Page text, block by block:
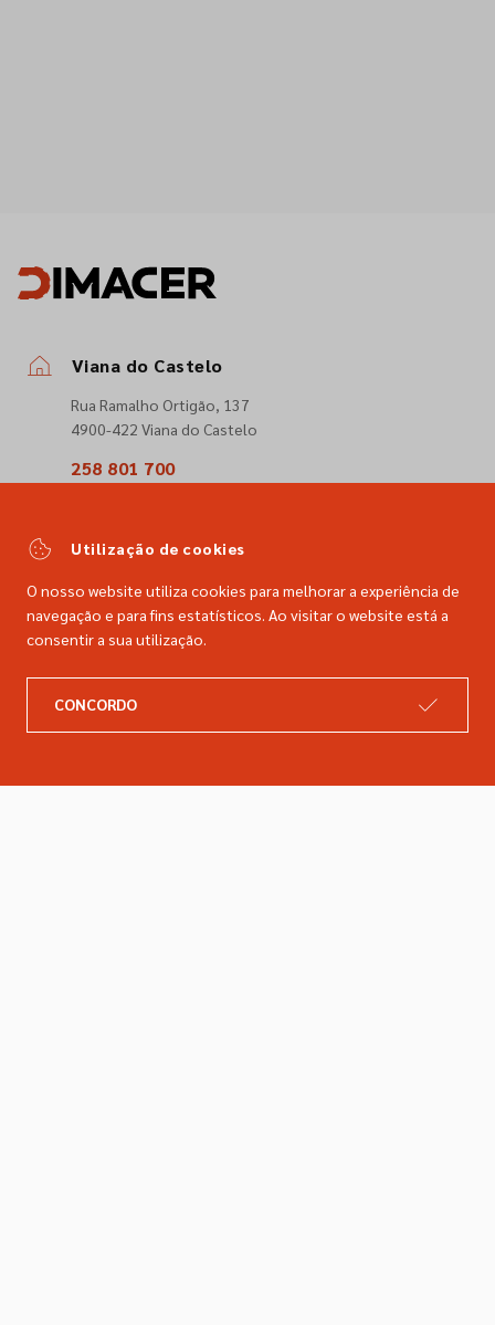
Viana do Castelo
Rua Ramalho Ortigão, 137
4900-422 Viana do Castelo
258 801 700
comercial@dimacer.com
Catálogo
Utilização de cookies
O nosso website utiliza cookies para melhorar a experiência de
navegação e para fins estatísticos. Ao visitar o website está a
consentir a sua utilização.
CONCORDO